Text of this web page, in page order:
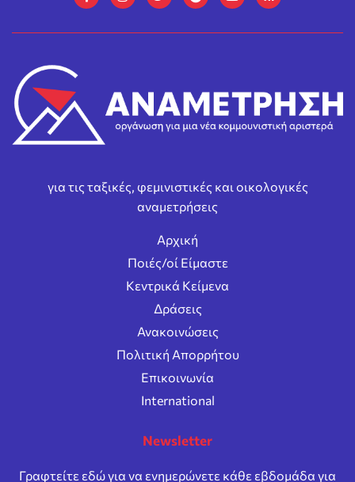
για τις ταξικές, φεμινιστικές και οικολογικές
αναμετρήσεις
Αρχική
Ποιές/οί Είμαστε
Κεντρικά Κείμενα
Δράσεις
Ανακοινώσεις
Πολιτική Απορρήτου
Επικοινωνία
International
Newsletter
Γραφτείτε εδώ για να ενημερώνετε κάθε εβδομάδα για